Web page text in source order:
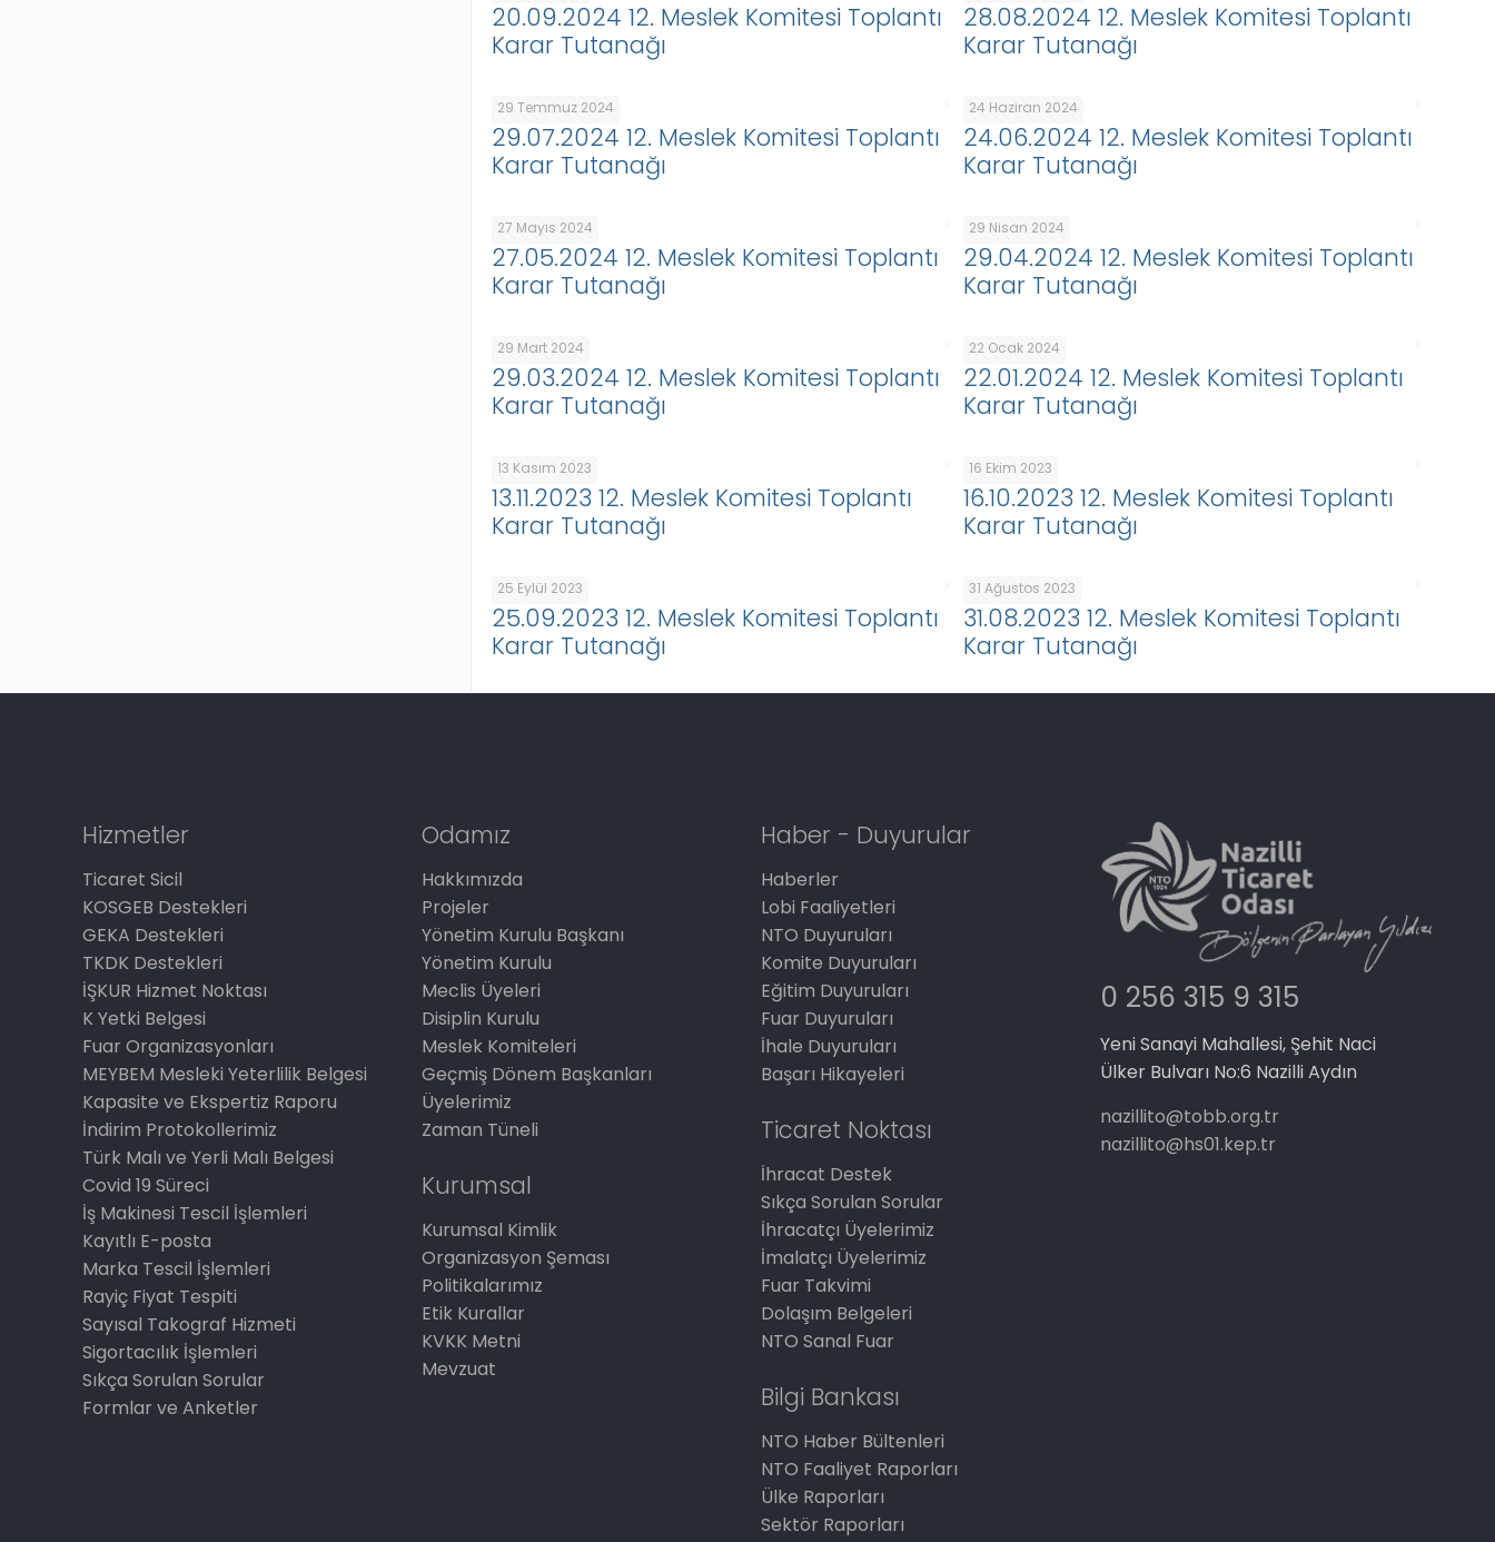
20.09.2024 12. Meslek Komitesi Toplantı
Karar Tutanağı
28.08.2024 12. Meslek Komitesi Toplantı
Karar Tutanağı
29 Temmuz 2024
29.07.2024 12. Meslek Komitesi Toplantı
Karar Tutanağı
24 Haziran 2024
24.06.2024 12. Meslek Komitesi Toplantı
Karar Tutanağı
27 Mayıs 2024
27.05.2024 12. Meslek Komitesi Toplantı
Karar Tutanağı
29 Nisan 2024
29.04.2024 12. Meslek Komitesi Toplantı
Karar Tutanağı
29 Mart 2024
29.03.2024 12. Meslek Komitesi Toplantı
Karar Tutanağı
22 Ocak 2024
22.01.2024 12. Meslek Komitesi Toplantı
Karar Tutanağı
13 Kasım 2023
13.11.2023 12. Meslek Komitesi Toplantı
Karar Tutanağı
16 Ekim 2023
16.10.2023 12. Meslek Komitesi Toplantı
Karar Tutanağı
25 Eylül 2023
25.09.2023 12. Meslek Komitesi Toplantı
Karar Tutanağı
31 Ağustos 2023
31.08.2023 12. Meslek Komitesi Toplantı
Karar Tutanağı
Hizmetler
Ticaret Sicil
KOSGEB Destekleri
GEKA Destekleri
TKDK Destekleri
İŞKUR Hizmet Noktası
K Yetki Belgesi
Fuar Organizasyonları
MEYBEM Mesleki Yeterlilik Belgesi
Kapasite ve Ekspertiz Raporu
İndirim Protokollerimiz
Türk Malı ve Yerli Malı Belgesi
Covid 19 Süreci
İş Makinesi Tescil İşlemleri
Kayıtlı E-posta
Marka Tescil İşlemleri
Rayiç Fiyat Tespiti
Sayısal Takograf Hizmeti
Sigortacılık İşlemleri
Sıkça Sorulan Sorular
Formlar ve Anketler
Odamız
Hakkımızda
Projeler
Yönetim Kurulu Başkanı
Yönetim Kurulu
Meclis Üyeleri
Disiplin Kurulu
Meslek Komiteleri
Geçmiş Dönem Başkanları
Üyelerimiz
Zaman Tüneli
Kurumsal
Kurumsal Kimlik
Organizasyon Şeması
Politikalarımız
Etik Kurallar
KVKK Metni
Mevzuat
Haber - Duyurular
Haberler
Lobi Faaliyetleri
NTO Duyuruları
Komite Duyuruları
Eğitim Duyuruları
Fuar Duyuruları
İhale Duyuruları
Başarı Hikayeleri
Ticaret Noktası
İhracat Destek
Sıkça Sorulan Sorular
İhracatçı Üyelerimiz
İmalatçı Üyelerimiz
Fuar Takvimi
Dolaşım Belgeleri
NTO Sanal Fuar
Bilgi Bankası
NTO Haber Bültenleri
NTO Faaliyet Raporları
Ülke Raporları
Sektör Raporları
0 256 315 9 315
Yeni Sanayi Mahallesi, Şehit Naci
Ülker Bulvarı No:6 Nazilli Aydın
nazillito@tobb.org.tr
nazillito@hs01.kep.tr